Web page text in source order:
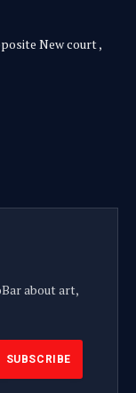
New court ,
about art,